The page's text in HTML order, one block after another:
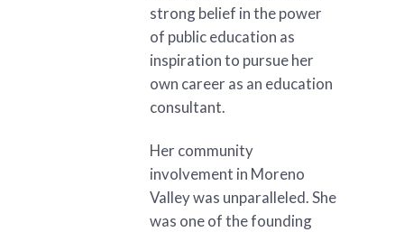
strong belief in the power
of public education as
inspiration to pursue her
own career as an education
consultant.
Her community
involvement in Moreno
Valley was unparalleled. She
was one of the founding